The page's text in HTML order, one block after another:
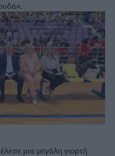
μια μεγάλη γιορτή